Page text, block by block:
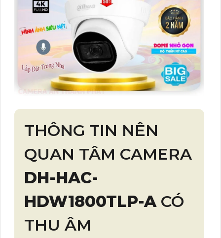
THÔNG TIN NÊN
QUAN TÂM CAMERA
DH-HAC-
HDW1800TLP-A CÓ
THU ÂM